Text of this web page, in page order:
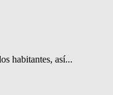
habitantes, así...